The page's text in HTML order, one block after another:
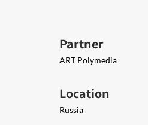
Partner
ART Polymedia
Location
Russia